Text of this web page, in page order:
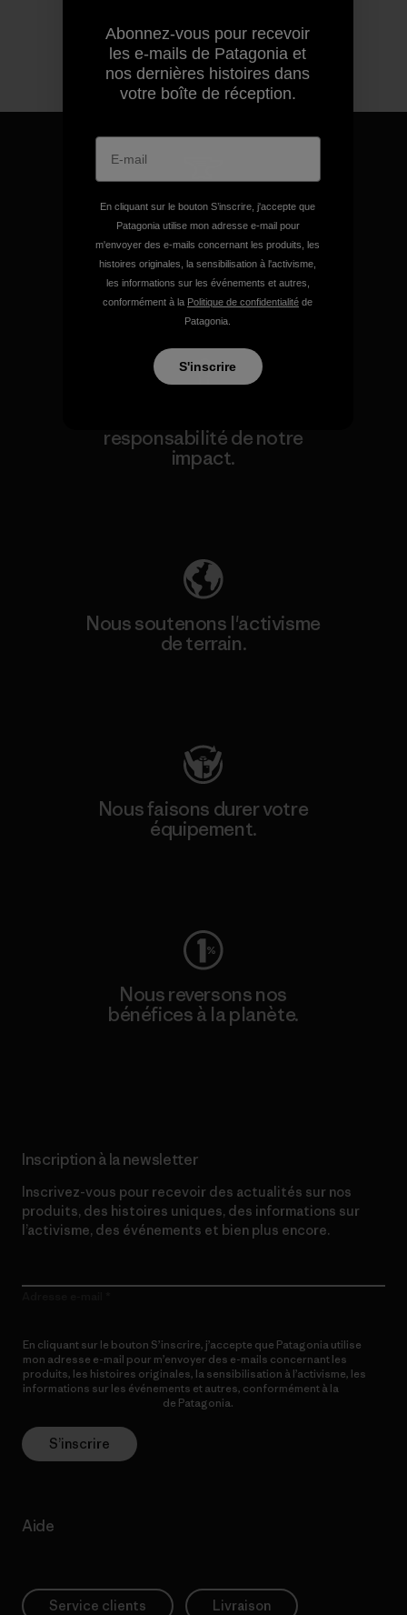
Nous garantissons tous les
produits que nous
fabriquons.
Voir la Garantie Ironclad
responsabilité de notre
impact.
Nous soutenons l'activisme
de terrain.
Nous faisons durer votre
équipement.
Nous reversons nos
bénéfices à la planète.
Inscription à la newsletter
Inscrivez-vous pour recevoir des actualités sur nos
produits, des histoires uniques, des informations sur
l’activisme, des événements et bien plus encore.
En cliquant sur le bouton S’inscrire, j’accepte que Patagonia utilise
mon adresse e-mail pour m’envoyer des e-mails concernant les
produits, les histoires originales, la sensibilisation à l’activisme, les
informations sur les événements et autres, conformément à la
de Patagonia.
S’inscrire
Aide
Service clients Livraison
Abonnez-vous pour recevoir
les e-mails de Patagonia et
nos dernières histoires dans
votre boîte de réception.
En cliquant sur le bouton S’inscrire, j'accepte que
Patagonia utilise mon adresse e-mail pour
m'envoyer des e-mails concernant les produits, les
histoires originales, la sensibilisation à l'activisme,
les informations sur les événements et autres,
conformément à la Politique de confidentialité de
Patagonia.
S'inscrire